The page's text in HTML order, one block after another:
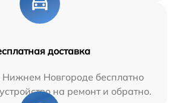
доставка
Новгороде бесплатно
на ремонт и обратно.